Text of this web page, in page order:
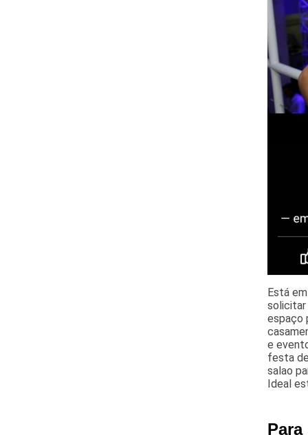
Está
solicitar
espaço
e
festa
salao
Ideal